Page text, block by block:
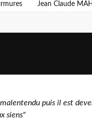
Jean Claude
puis il est
siens"